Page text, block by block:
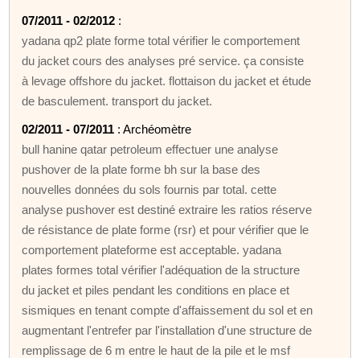
07/2011 - 02/2012 :
yadana qp2 plate forme total vérifier le comportement
du jacket cours des analyses pré service. ça consiste
à levage offshore du jacket. flottaison du jacket et étude
de basculement. transport du jacket.
02/2011 - 07/2011 : Archéomètre
bull hanine qatar petroleum effectuer une analyse
pushover de la plate forme bh sur la base des
nouvelles données du sols fournis par total. cette
analyse pushover est destiné extraire les ratios réserve
de résistance de plate forme (rsr) et pour vérifier que le
comportement plateforme est acceptable. yadana
plates formes total vérifier l'adéquation de la structure
du jacket et piles pendant les conditions en place et
sismiques en tenant compte d'affaissement du sol et en
augmentant l'entrefer par l'installation d'une structure de
remplissage de 6 m entre le haut de la pile et le msf